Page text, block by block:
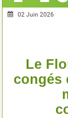
02 Juin 2026
Le
congés